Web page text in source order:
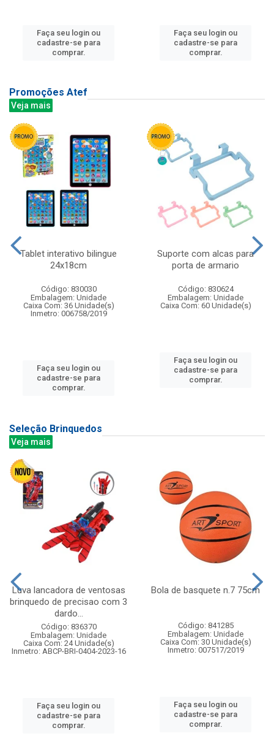
Faça seu login ou
cadastre-se para
comprar.
Faça seu login ou
cadastre-se para
comprar.
Promoções Atef
Veja mais
Tablet interativo bilingue
24x18cm
Código: 830030
Embalagem: Unidade
Caixa Com: 36 Unidade(s)
Inmetro: 006758/2019
Faça seu login ou
cadastre-se para
comprar.
Suporte com alcas para
porta de armario
Código: 830624
Embalagem: Unidade
Caixa Com: 60 Unidade(s)
Faça seu login ou
cadastre-se para
comprar.
Seleção Brinquedos
Veja mais
Luva lancadora de ventosas
brinquedo de precisao com 3
dardo...
Código: 836370
Embalagem: Unidade
Caixa Com: 24 Unidade(s)
Inmetro: ABCP-BRI-0404-2023-16
Faça seu login ou
cadastre-se para
comprar.
Bola de basquete n.7 75cm
Código: 841285
Embalagem: Unidade
Caixa Com: 30 Unidade(s)
Inmetro: 007517/2019
Faça seu login ou
cadastre-se para
comprar.